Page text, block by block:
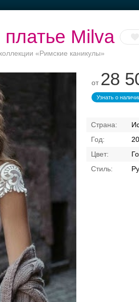
Milva
«Римские каникулы»
от 28
Узнать о
50 гостей
Банкет